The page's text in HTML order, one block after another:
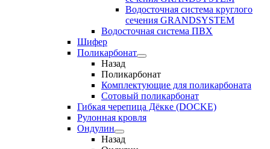
Водосточная система круглого
сечения GRANDSYSTEM
Водосточная система ПВХ
Шифер
Поликарбонат
Назад
Поликарбонат
Комплектующие для поликарбоната
Сотовый поликарбонат
Гибкая черепица Дёкке (DOCKE)
Рулонная кровля
Ондулин
Назад